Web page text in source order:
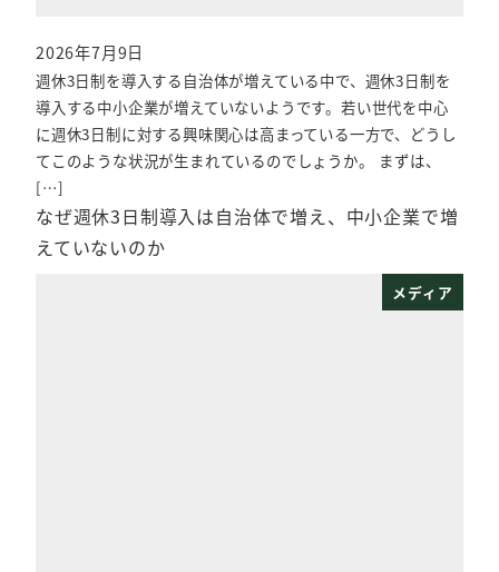
なぜ週休3日制導入は自治体で増え、中小企業で増
えていないのか
週休3日制を導入する自治体が増えている中で、週休3日制を
導入する中小企業が増えていないようです。若い世代を中心
に週休3日制に対する興味関心は高まっている一方で、どうし
てこのような状況が生まれているのでしょうか。 まずは、
[…]
投稿日
2026年7月9日
メディア